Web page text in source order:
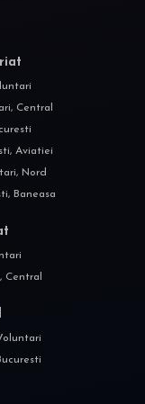
Central
Aviatiei
Nord
Baneasa
Central